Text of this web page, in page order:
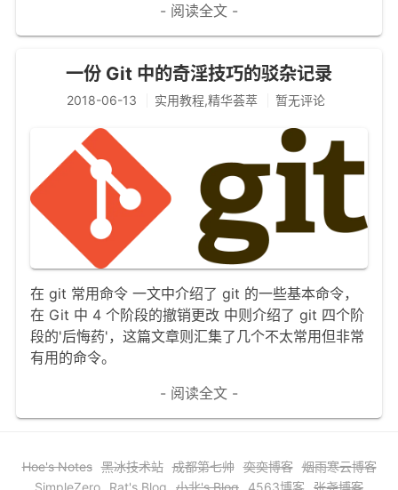
其他页面
只言片语
留言板
友情链接
赞赏与支持
- 阅读全文 -
一份 Git 中的奇淫技巧的驳杂记录
2018-06-13 实用教程,精华荟萃 暂无评论
在 git 常用命令 一文中介绍了 git 的一些基本命令，
在 Git 中 4 个阶段的撤销更改 中则介绍了 git 四个阶
段的'后悔药'，这篇文章则汇集了几个不太常用但非常
有用的命令。
- 阅读全文 -
Hoe's Notes 黑冰技术站 成都第七帅 奕奕博客 烟雨寒云博客